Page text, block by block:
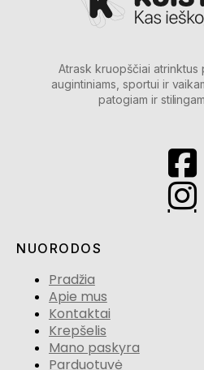
Atrask kruopščiai atrinktus
augintiniams, sportui ir
patogiam ir
NUORODOS
Pradžia
Apie mus
Kontaktai
Krepšelis
Mano paskyra
Parduotuvė